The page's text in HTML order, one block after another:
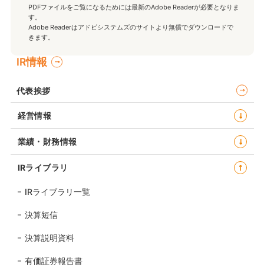
PDFファイルをご覧になるためには最新のAdobe Readerが必要となりま
す。
Adobe Readerはアドビシステムズのサイトより無償でダウンロードで
きます。
IR情報
代表挨拶
経営情報
業績・財務情報
IRライブラリ
IRライブラリ一覧
決算短信
決算説明資料
有価証券報告書